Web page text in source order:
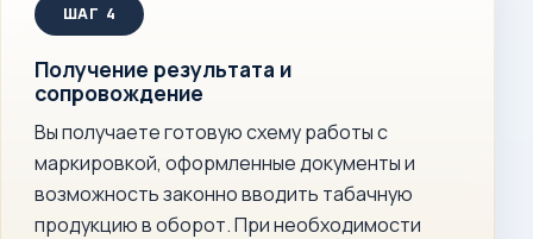
Получение результата и
сопровождение
Вы получаете готовую схему работы с
маркировкой, оформленные документы и
возможность законно вводить табачную
продукцию в оборот. При необходимости